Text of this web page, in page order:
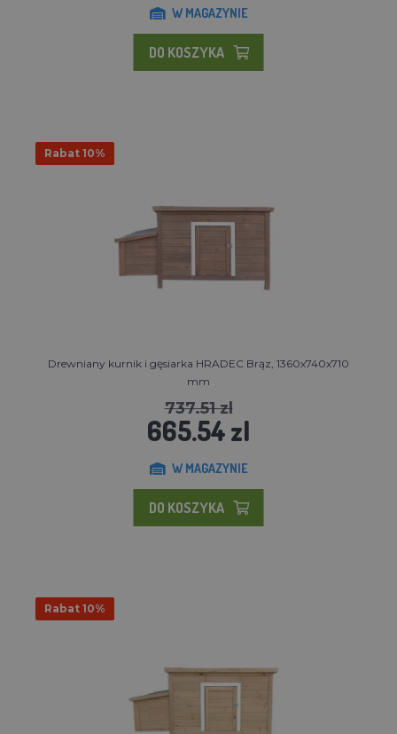
W MAGAZYNIE
DO KOSZYKA
Rabat 10%
Drewniany kurnik i gęsiarka HRADEC Brąz, 1360x740x710
mm
737.51 zl
665.54 zl
W MAGAZYNIE
DO KOSZYKA
Rabat 10%